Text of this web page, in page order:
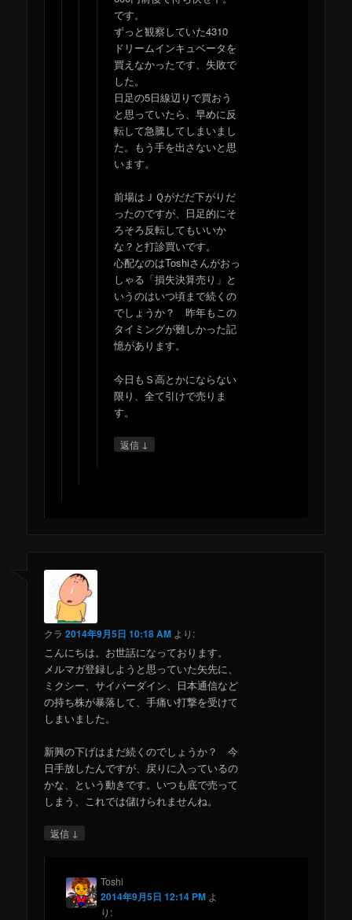
です。
ずっと観察していた4310
ドリームインキュベータを
買えなかったです、失敗で
した。
日足の5日線辺りで買おう
と思っていたら、早めに反
転して急騰してしまいまし
た。もう手を出さないと思
います。
前場はＪＱがだだ下がりだ
ったのですが、日足的にそ
ろそろ反転してもいいか
な？と打診買いです。
心配なのはToshiさんがおっ
しゃる「損失決算売り」と
いうのはいつ頃まで続くの
でしょうか？ 昨年もこの
タイミングが難しかった記
憶があります。
今日もＳ高とかにならない
限り、全て引けで売りま
す。
返信 ↓
クラ 2014年9月5日 10:18 AM より:
こんにちは。お世話になっております。
メルマガ登録しようと思っていた矢先に、
ミクシー、サイバーダイン、日本通信など
の持ち株が暴落して、手痛い打撃を受けて
しまいました。
新興の下げはまだ続くのでしょうか？ 今
日手放したんですが、戻りに入っているの
かな、という動きです。いつも底で売って
しまう、これでは儲けられませんね。
返信 ↓
Toshi
2014年9月5日 12:14 PM よ
り: